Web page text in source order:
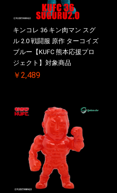
キンコレ 36 キン肉マン スグ
ル 2.0 戦闘服 原作 ターコイズ
ブルー【KUFC 熊本応援プロ
ジェクト】対象商品
￥2,489